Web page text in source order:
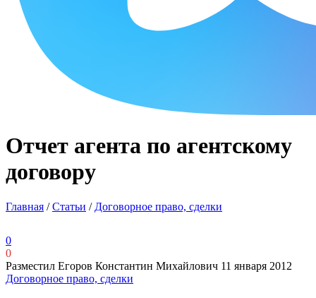
Отчет агента по агентскому
договору
Главная /Статьи / Договорное право, сделки
0
0
Разместил Егоров Константин Михайлович 11 января 2012
Договорное право, сделки